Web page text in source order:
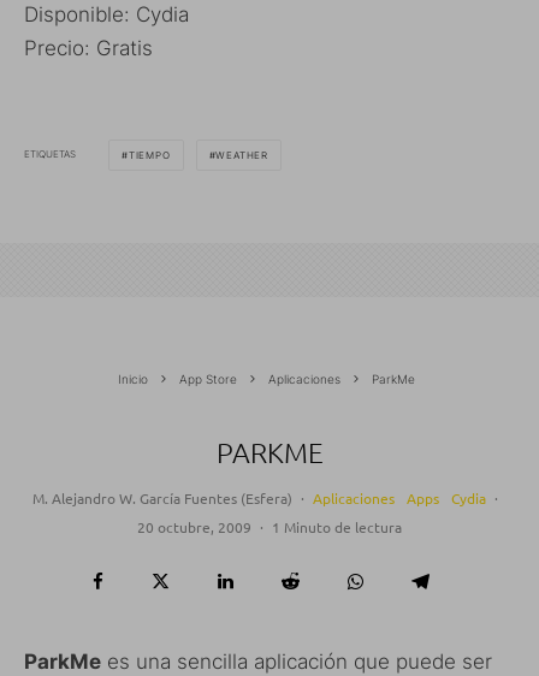
Disponible: Cydia
Precio: Gratis
ETIQUETAS TIEMPO WEATHER
Inicio App Store Aplicaciones ParkMe
PARKME
M. Alejandro W. García Fuentes (Esfera) · Aplicaciones Apps Cydia ·
20 octubre, 2009 · 1 Minuto de lectura
ParkMe es una sencilla aplicación que puede ser